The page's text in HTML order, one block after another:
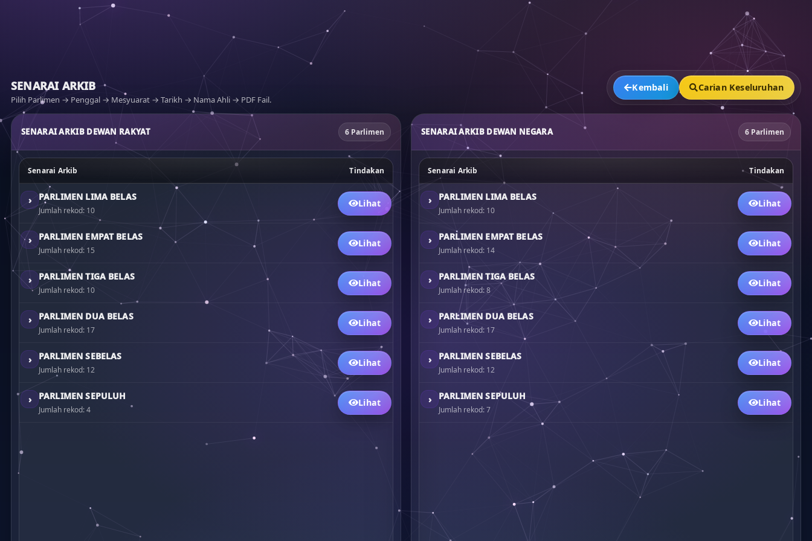
SENARAI ARKIB
Pilih Parlimen → Penggal → Mesyuarat → Tarikh → Nama Ahli → PDF Fail.
Kembali Carian Keseluruhan
SENARAI ARKIB DEWAN RAKYAT 6 Parlimen
Senarai Arkib Tindakan
› PARLIMEN LIMA BELAS
Jumlah rekod: 10
Lihat
› PARLIMEN EMPAT BELAS
Jumlah rekod: 15
Lihat
› PARLIMEN TIGA BELAS
Jumlah rekod: 10
Lihat
› PARLIMEN DUA BELAS
Jumlah rekod: 17
Lihat
› PARLIMEN SEBELAS
Jumlah rekod: 12
Lihat
› PARLIMEN SEPULUH
Jumlah rekod: 4
Lihat
SENARAI ARKIB DEWAN NEGARA 6 Parlimen
Senarai Arkib Tindakan
› PARLIMEN LIMA BELAS
Jumlah rekod: 10
Lihat
› PARLIMEN EMPAT BELAS
Jumlah rekod: 14
Lihat
› PARLIMEN TIGA BELAS
Jumlah rekod: 8
Lihat
› PARLIMEN DUA BELAS
Jumlah rekod: 17
Lihat
› PARLIMEN SEBELAS
Jumlah rekod: 12
Lihat
› PARLIMEN SEPULUH
Jumlah rekod: 7
Lihat